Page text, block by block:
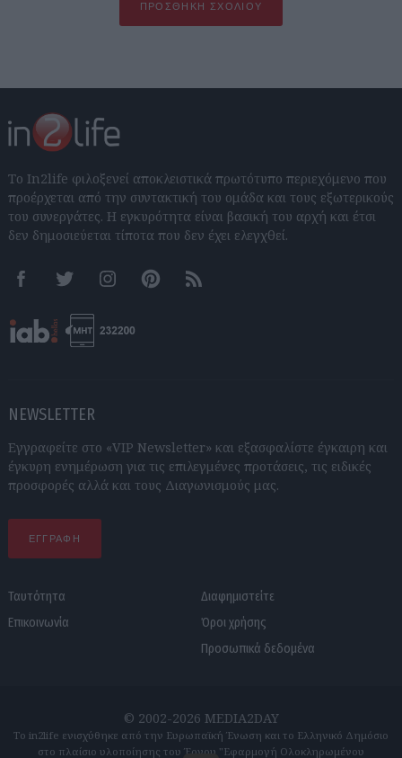
ΠΡΟΣΘΉΚΗ ΣΧΟΛΊΟΥ
Το In2life φιλοξενεί αποκλειστικά πρωτότυπο περιεχόμενο που
προέρχεται από την συντακτική του ομάδα και τους εξωτερικούς
του συνεργάτες. Η εγκυρότητα είναι βασική του αρχή και έτσι
δεν δημοσιεύεται τίποτα που δεν έχει ελεγχθεί.
FacebookTwitter InstagramPinterestRSS feeds
NEWSLETTER
Εγγραφείτε στο «VIP Newsletter» και εξασφαλίστε έγκαιρη και
έγκυρη ενημέρωση για τις επιλεγμένες προτάσεις, τις ειδικές
προσφορές αλλά και τους Διαγωνισμούς μας.
ΕΓΓΡΑΦΗ
Ταυτότητα
Επικοινωνία
Διαφημιστείτε
Όροι χρήσης
Προσωπικά δεδομένα
© 2002-2026 MEDIA2DAY
Το in2life ενισχύθηκε από την Ευρωπαϊκή Ένωση και το Ελληνικό Δημόσιο
στο πλαίσιο υλοποίησης του Έργου "Εφαρμογή Ολοκληρωμένου